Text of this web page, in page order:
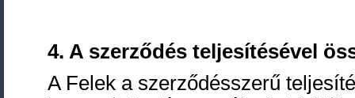
4. A szerződés teljesítésével
A Felek a szerződésszerű